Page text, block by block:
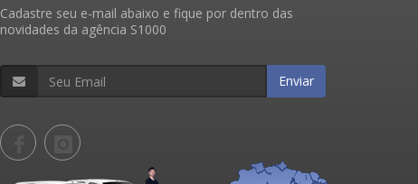
Cadastre seu e-mail abaixo e fique por dentro das
novidades da agência S1000
Enviar